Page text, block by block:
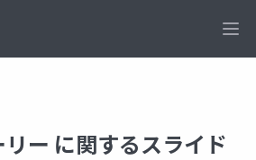
ー に関するスライド